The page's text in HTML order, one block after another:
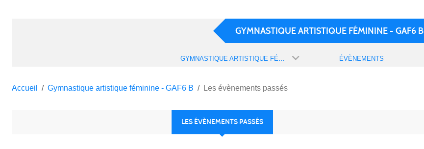
GYMNASTIQUE ARTISTIQUE FÉMININE - GAF6 B
ÉVÈNEMENTS
Accueil Gymnastique artistique féminine - GAF6 B Les évènements passés
LES ÉVÈNEMENTS PASSÉS